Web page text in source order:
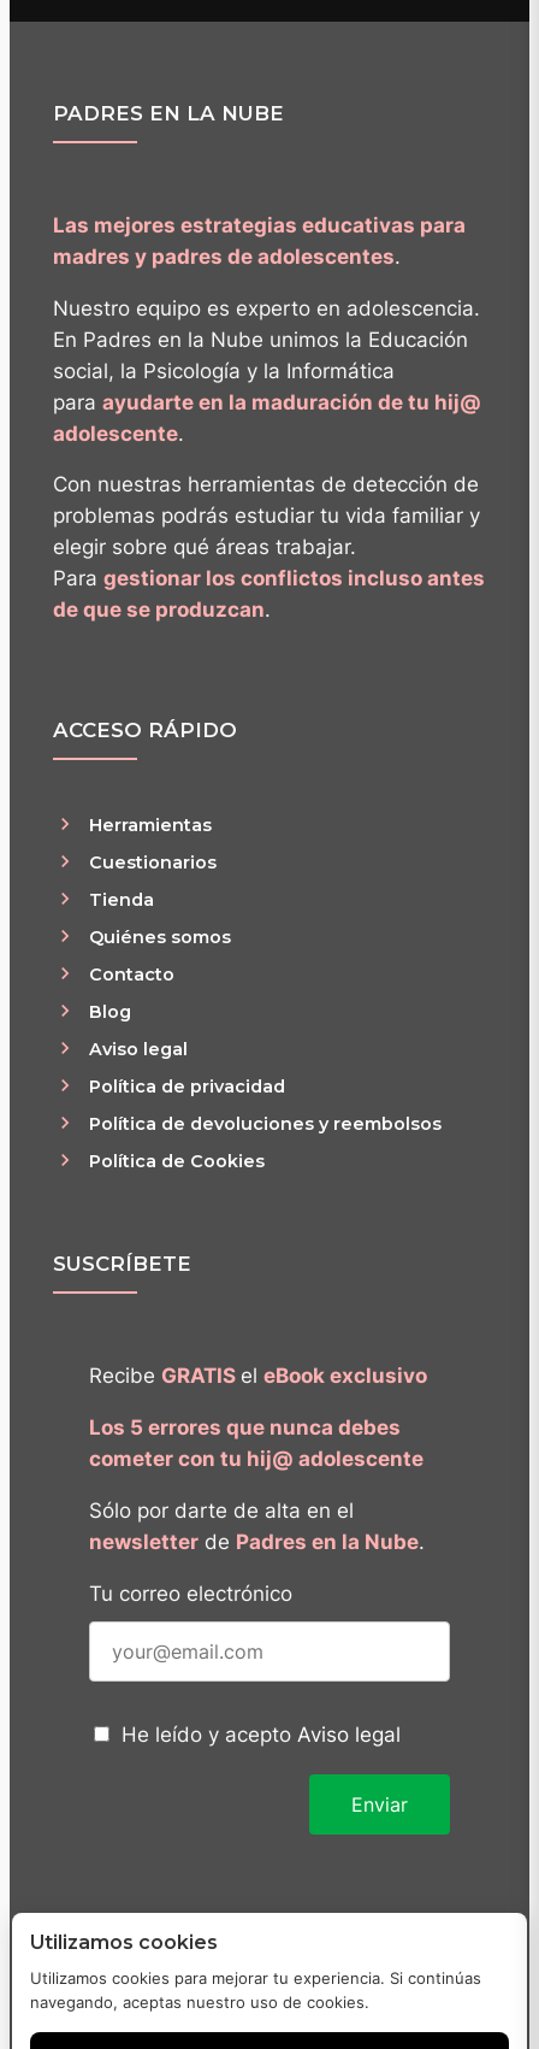
PADRES EN LA NUBE
Las mejores estrategias educativas para
madres y padres de adolescentes.
Nuestro equipo es experto en adolescencia.
En Padres en la Nube unimos la Educación
social, la Psicología y la Informática
para ayudarte en la maduración de tu hij@
adolescente.
Con nuestras herramientas de detección de
problemas podrás estudiar tu vida familiar y
elegir sobre qué áreas trabajar.
Para gestionar los conflictos incluso antes
de que se produzcan.
ACCESO RÁPIDO
Herramientas
Cuestionarios
Tienda
Quiénes somos
Contacto
Blog
Aviso legal
Política de privacidad
Política de devoluciones y reembolsos
Política de Cookies
SUSCRÍBETE
Recibe GRATIS el eBook exclusivo
Los 5 errores que nunca debes
cometer con tu hij@ adolescente
Sólo por darte de alta en el
newsletterde Padres en la Nube.
Tu correo electrónico
He leído y acepto Aviso legal
Utilizamos cookies
Utilizamos cookies para mejorar tu experiencia. Si continúas
navegando, aceptas nuestro uso de cookies.